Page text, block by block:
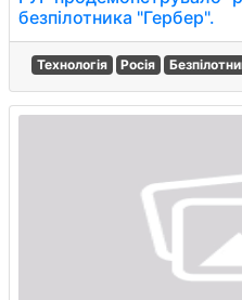
безпілотника "Гербер".
Технологія Росія